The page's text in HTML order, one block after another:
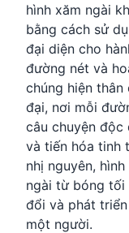
hình xăm ngài
bằng cách sử
đại diện cho
đường nét và
chúng hiện
đại, nơi mỗi
câu chuyện độc
và tiến hóa tinh
nhị nguyên,
ngài từ bóng tối
đổi và phát
một người.